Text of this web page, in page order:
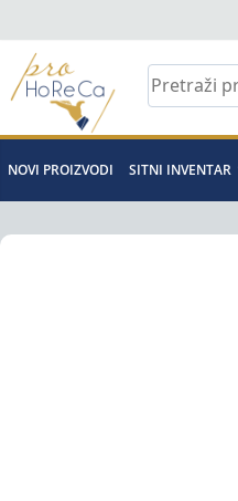
to
content
Pro
Horeca
d.o.o
NOVI PROIZVODI SITNI INVENTAR